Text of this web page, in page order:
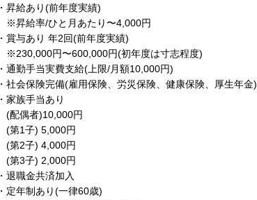
・昇給あり(前年度実績)
※昇給率/ひと月あたり〜4,000円
・賞与あり 年2回(前年度実績)
※230,000円〜600,000円(初年度は寸志程度)
・通勤手当実費支給(上限/月額10,000円)
・社会保険完備(雇用保険、労災保険、健康保険、厚生年金)
・家族手当あり
(配偶者)10,000円
(第1子) 5,000円
(第2子) 4,000円
(第3子) 2,000円
・退職金共済加入
・定年制あり(一律60歳)